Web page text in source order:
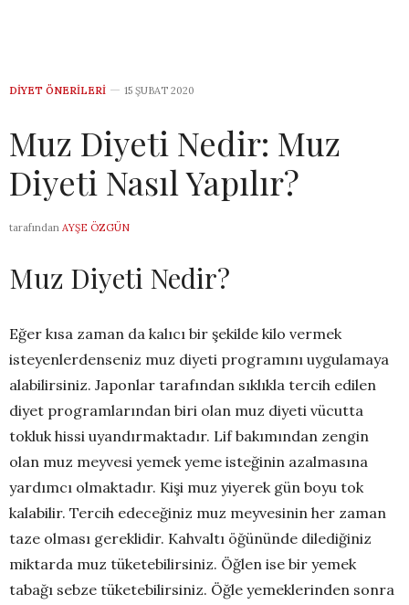
DIYET ÖNERILERI 15 ŞUBAT 2020
Muz Diyeti Nedir: Muz
Diyeti Nasıl Yapılır?
tarafından AYŞE ÖZGÜN
Muz Diyeti Nedir?
Eğer kısa zaman da kalıcı bir şekilde kilo vermek
isteyenlerdenseniz muz diyeti programını uygulamaya
alabilirsiniz. Japonlar tarafından sıklıkla tercih edilen
diyet programlarından biri olan muz diyeti vücutta
tokluk hissi uyandırmaktadır. Lif bakımından zengin
olan muz meyvesi yemek yeme isteğinin azalmasına
yardımcı olmaktadır. Kişi muz yiyerek gün boyu tok
kalabilir. Tercih edeceğiniz muz meyvesinin her zaman
taze olması gereklidir. Kahvaltı öğününde dilediğiniz
miktarda muz tüketebilirsiniz. Öğlen ise bir yemek
tabağı sebze tüketebilirsiniz. Öğle yemeklerinden sonra